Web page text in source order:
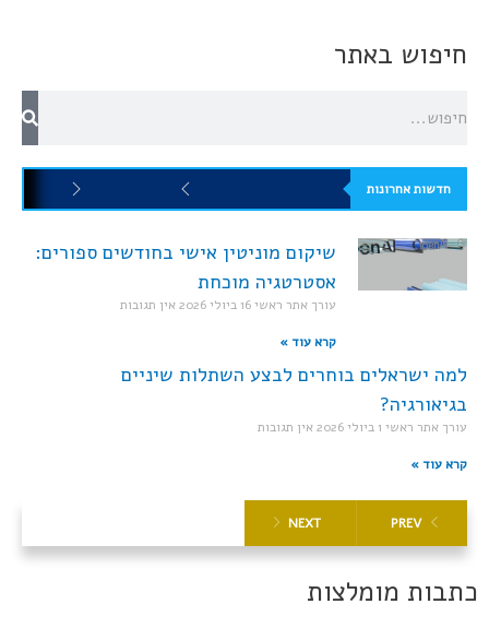
חיפוש באתר
חדשות אחרונות
שיקום מוניטין אישי בחודשים ספורים:
אסטרטגיה מוכחת
עורך אתר ראשי16 ביולי 2026 אין תגובות
קרא עוד »
למה ישראלים בוחרים לבצע השתלות שיניים
בגיאורגיה?
עורך אתר ראשי 1 ביולי 2026 אין תגובות
קרא עוד »
PREV
NEXT
כתבות מומלצות